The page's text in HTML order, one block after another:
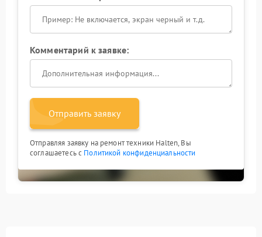
Комментарий к заявке:
Отправить заявку
Отправляя заявку на ремонт техники Halten, Вы
соглашаетесь с Политикой конфиденциальности